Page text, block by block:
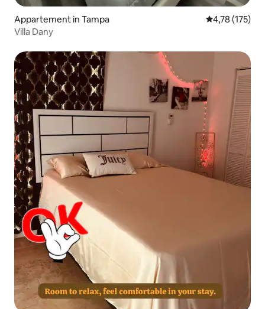
Appartement in Tampa Gemiddelde
4,78 (175)
Villa Dany